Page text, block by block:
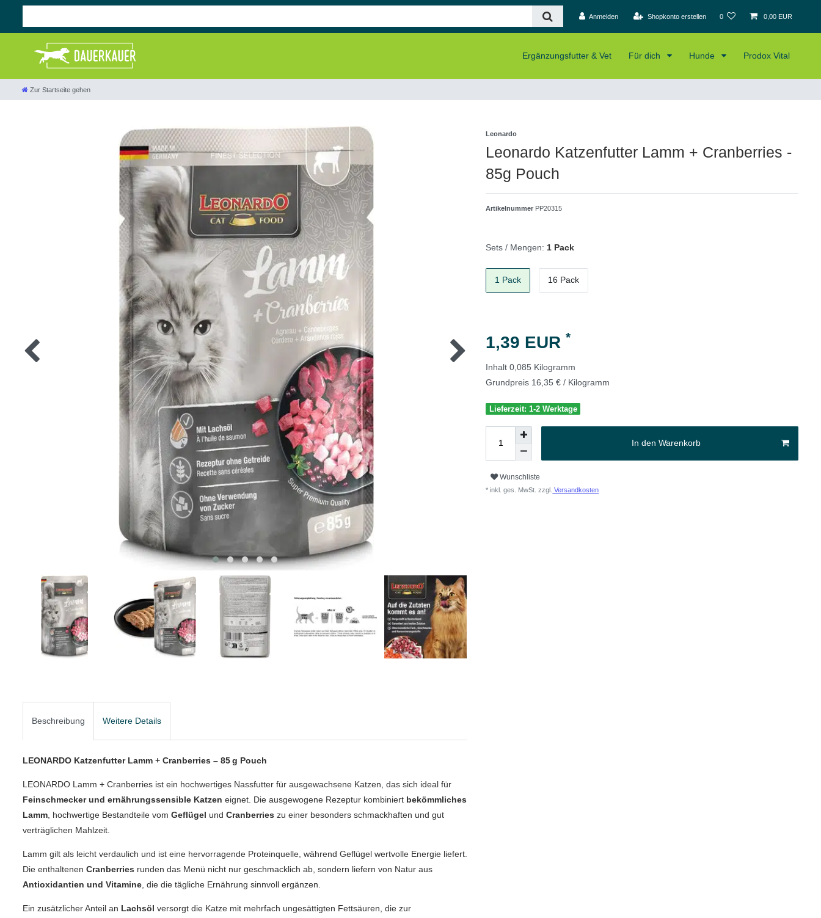
Anmelden Shopkonto erstellen 0 0,00 EUR
Ergänzungsfutter & Vet Für dich Hunde Prodox Vital
Zur Startseite gehen
Leonardo
Leonardo Katzenfutter Lamm + Cranberries -
85g Pouch
Artikelnummer PP20315
Sets / Mengen: 1 Pack
1 Pack 16 Pack
1,39 EUR*
Inhalt0,085 Kilogramm
Grundpreis 16,35 € / Kilogramm
Lieferzeit: 1-2 Werktage
In den Warenkorb
Wunschliste
* inkl. ges. MwSt. zzgl. Versandkosten
Beschreibung Weitere Details
LEONARDO Katzenfutter Lamm + Cranberries – 85 g Pouch
LEONARDO Lamm + Cranberries ist ein hochwertiges Nassfutter für ausgewachsene Katzen, das sich ideal für
Feinschmecker und ernährungssensible Katzen eignet. Die ausgewogene Rezeptur kombiniert bekömmliches
Lamm, hochwertige Bestandteile vom Geflügel und Cranberries zu einer besonders schmackhaften und gut
verträglichen Mahlzeit.
Lamm gilt als leicht verdaulich und ist eine hervorragende Proteinquelle, während Geflügel wertvolle Energie liefert.
Die enthaltenen Cranberries runden das Menü nicht nur geschmacklich ab, sondern liefern von Natur aus
Antioxidantien und Vitamine, die die tägliche Ernährung sinnvoll ergänzen.
Ein zusätzlicher Anteil an Lachsöl versorgt die Katze mit mehrfach ungesättigten Fettsäuren, die zur